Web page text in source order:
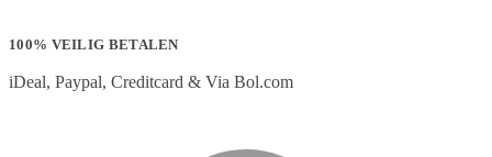
100% VEILIG BETALEN
iDeal, Paypal, Creditcard & Via Bol.com